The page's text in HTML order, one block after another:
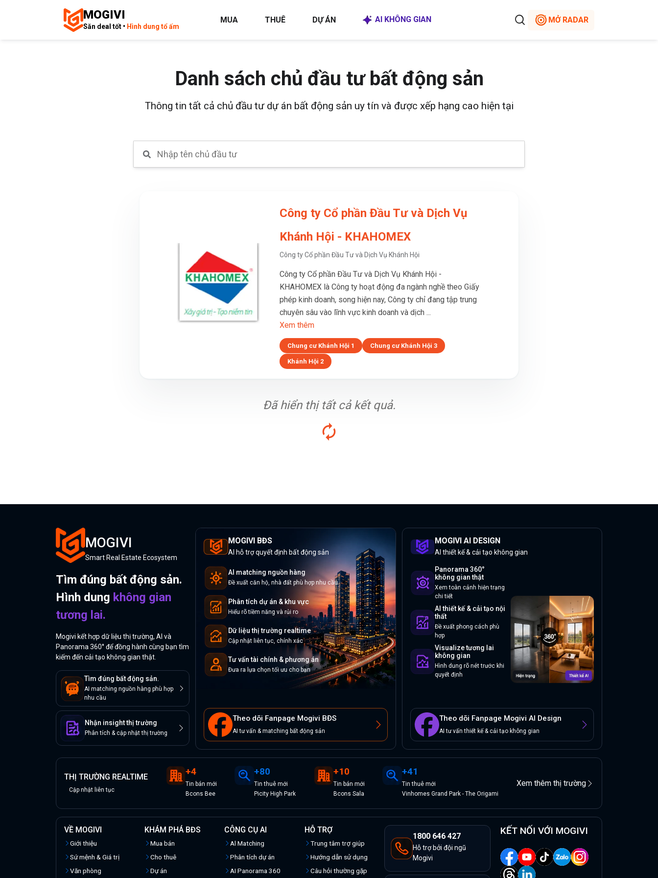
MOGIVI
Săn deal tốt • Hình dung tổ ấm
MUA THUÊ DỰ ÁN AI KHÔNG GIAN MỞ RADAR
Danh sách chủ đầu tư bất động sản
Thông tin tất cả chủ đầu tư dự án bất động sản uy tín và được xếp hạng cao hiện tại
Công ty Cổ phần Đầu Tư và Dịch Vụ
Khánh Hội - KHAHOMEX
Công ty Cổ phần Đầu Tư và Dịch Vụ Khánh Hội
Công ty Cổ phần Đầu Tư và Dịch Vụ Khánh Hội -
KHAHOMEX là Công ty hoạt động đa ngành nghề theo Giấy
phép kinh doanh, song hiện nay, Công ty chỉ đang tập trung
chuyên sâu vào lĩnh vực kinh doanh và dịch ...
Xem thêm
Chung cư Khánh Hội 1 Chung cư Khánh Hội 3
Khánh Hội 2
Đã hiển thị tất cả kết quả.
MOGIVI
Smart Real Estate Ecosystem
Tìm đúng bất động sản.
Hình dung không gian
tương lai.
Mogivi kết hợp dữ liệu thị trường, AI và
Panorama 360° để đồng hành cùng bạn tìm
kiếm đến cải tạo không gian thật.
Tìm đúng bất động sản.
AI matching nguồn hàng phù hợp
nhu cầu
Nhận insight thị trường
Phân tích & cập nhật thị trường
MOGIVI BĐS
AI hỗ trợ quyết định bất động sản
AI matching nguồn hàng
Đề xuất căn hộ, nhà đất phù hợp nhu cầu
Phân tích dự án & khu vực
Hiểu rõ tiềm năng và rủi ro
Dữ liệu thị trường realtime
Cập nhật liên tục, chính xác
Tư vấn tài chính & phương án
Đưa ra lựa chọn tối ưu cho bạn
Theo dõi Fanpage Mogivi BĐS
AI tư vấn & matching bất động sản
MOGIVI AI DESIGN
AI thiết kế & cải tạo không gian
Panorama 360°
không gian thật
Xem toàn cảnh hiện trạng
chi tiết
AI thiết kế & cải tạo nội
thất
Đề xuất phong cách phù
hợp
Visualize tương lai
không gian
Hình dung rõ nét trước khi
quyết định
Theo dõi Fanpage Mogivi AI Design
AI tư vấn thiết kế & cải tạo không gian
THỊ TRƯỜNG REALTIME
Cập nhật liên tục
+4
Tin bán mới
Bcons Bee
+80
Tinthuê mới
Picity High Park
+10
Tin bán mới
Bcons Sala
+41
Tinthuê mới
Vinhomes Grand Park - The Origami
Xem thêm thị trường
VỀ MOGIVI
Giới thiệu
Sứ mệnh & Giá trị
Văn phòng
KHÁM PHÁ BĐS
Mua bán
Cho thuê
Dự án
CÔNG CỤ AI
Al Matching
Phân tích dự án
AI Panorama 360
HỖ TRỢ
Trung tâm trợ giúp
Hướng dẫn sử dụng
Câu hỏi thường gặp
1800 646 427
Hỗ trợ bởi đội ngũ
Mogivi
KẾT NỐI VỚI MOGIVI